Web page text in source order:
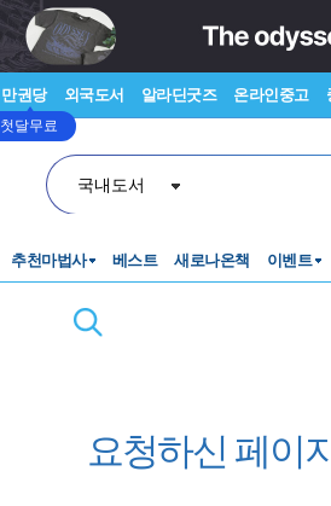
만권당
첫달무료
외국도서 알라딘굿즈 온라인중고
국내도서
추천마법사 베스트 새로나온책 이벤트
요청하신 페이